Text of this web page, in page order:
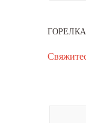
ГОРЕЛКА